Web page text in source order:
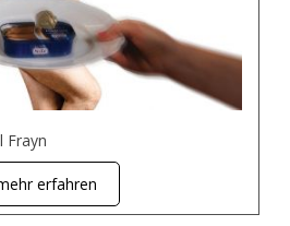
Frayn
erfahren